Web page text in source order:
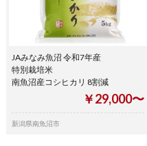
JAみなみ魚沼 令和7年産
特別栽培米
南魚沼産コシヒカリ 8割減
￥29,000〜
新潟県南魚沼市